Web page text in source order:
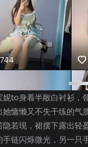
妮to身着半敞白衬衫，
她慵懒又不失干练的气
隐若现，裙摆下露出轻
手链闪烁微光，另一只